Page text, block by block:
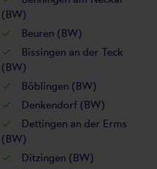
(BW)
Beuren (BW)
Bissingen an der Teck
(BW)
Böblingen (BW)
Denkendorf (BW)
Dettingen an der Erms
(BW)
Ditzingen (BW)